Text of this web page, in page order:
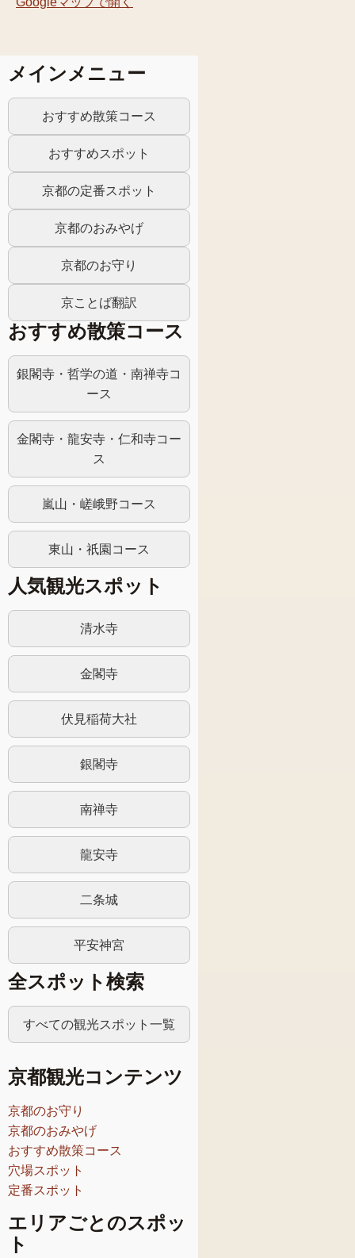
メインメニュー
おすすめ散策コース
おすすめスポット
京都の定番スポット
京都のおみやげ
京都のお守り
京ことば翻訳
おすすめ散策コース
銀閣寺・哲学の道・南禅寺コ
ース
金閣寺・龍安寺・仁和寺コー
ス
嵐山・嵯峨野コース
東山・祇園コース
人気観光スポット
清水寺
金閣寺
伏見稲荷大社
銀閣寺
南禅寺
龍安寺
二条城
平安神宮
全スポット検索
すべての観光スポット一覧
京都観光コンテンツ
京都のお守り
京都のおみやげ
おすすめ散策コース
穴場スポット
定番スポット
エリアごとのスポッ
ト